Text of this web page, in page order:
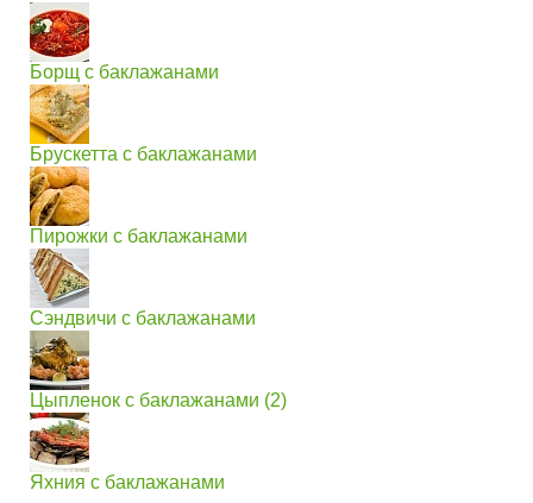
Борщ с баклажанами
Брускетта с баклажанами
Пирожки с баклажанами
Сэндвичи с баклажанами
Цыпленок с баклажанами (2)
Яхния с баклажанами